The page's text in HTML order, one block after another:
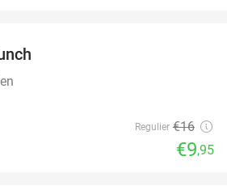
Regulier €16
€9,95